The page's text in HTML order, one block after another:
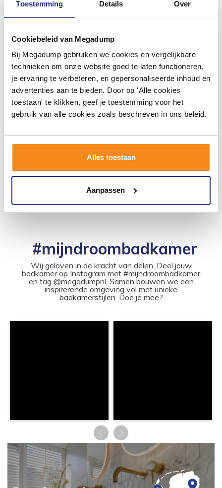
Toestemming Details Over
Cookiebeleid van Megadump
Bij Megadump gebruiken we cookies en vergelijkbare
technieken om onze website goed te laten functioneren,
je ervaring te verbeteren, en gepersonaliseerde inhoud en
advertenties aan te bieden. Door op 'Alle cookies
toestaan' te klikken, geef je toestemming voor het
gebruik van alle cookies zoals beschreven in ons beleid.
Alles toestaan
Aanpassen
Boss & Wessing (AQS) is leverancier van hoogwaardig
van AQS zijn stoer, robuust, klassiek, modern en/of romantische.
AQS toont u graag de mogelijkheden van mooi sanitair voor de
badkamer of toilet. AQS staat bekend om zijn goede
prijs/kwaliteit verhouding in combinatie met mooie badmeubelen,
keramisch sanitair en design radiatoren.
Door dit voordeel kunnen we de prijzen laag in de markt
aanbieden onder onze eigen merk "AQS".
#mijndroombadkamer
Wij geloven in de kracht van delen. Deel jouw
badkamer op Instagram met #mijndroombadkamer
en tag @megadumpnl. Samen bouwen we een
inspirerende omgeving vol met unieke
badkamerstijlen. Doe je mee?